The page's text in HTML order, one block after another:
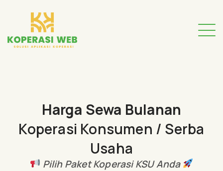
Harga Sewa Bulanan
Koperasi Konsumen / Serba
Usaha
Pilih Paket Koperasi KSU Anda